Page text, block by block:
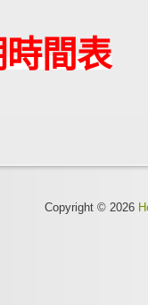
間表
Copyright © 2026